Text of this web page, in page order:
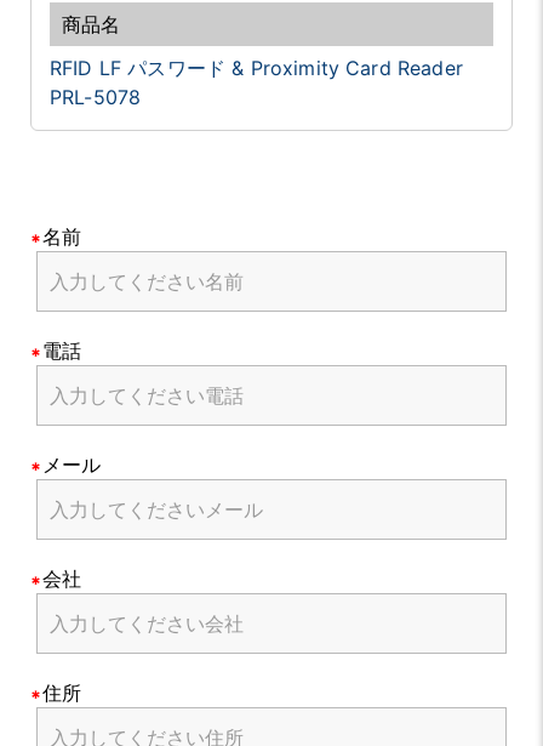
RFID LF パスワード & Proximity Card Reader
PRL-5078
名前
電話
メール
会社
住所